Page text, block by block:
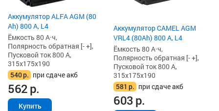
Аккумулятор ALFA AGM (80
Ah) 800 А, L4
Ёмкость 80 А·ч,
Полярность обратная [- +],
Пусковой ток 800 А,
315x175x190
540р. при сдаче акб
562р.
Купить
Аккумулятор CAMEL AGM
VRL4 (80Ah) 800 А, L4
Ёмкость 80 А·ч,
Полярность обратная [- +],
Пусковой ток 800 А,
315x175x190
581 р. при сдаче акб
603р.